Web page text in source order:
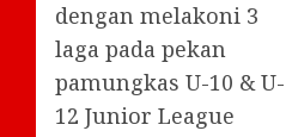
dengan melakoni 3
laga pada pekan
pamungkas U-10 & U-
12 Junior League